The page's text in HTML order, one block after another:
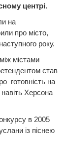
центрі.
на
про місто,
року.
містами
став
готовність на
Херсона
в 2005
із піснею